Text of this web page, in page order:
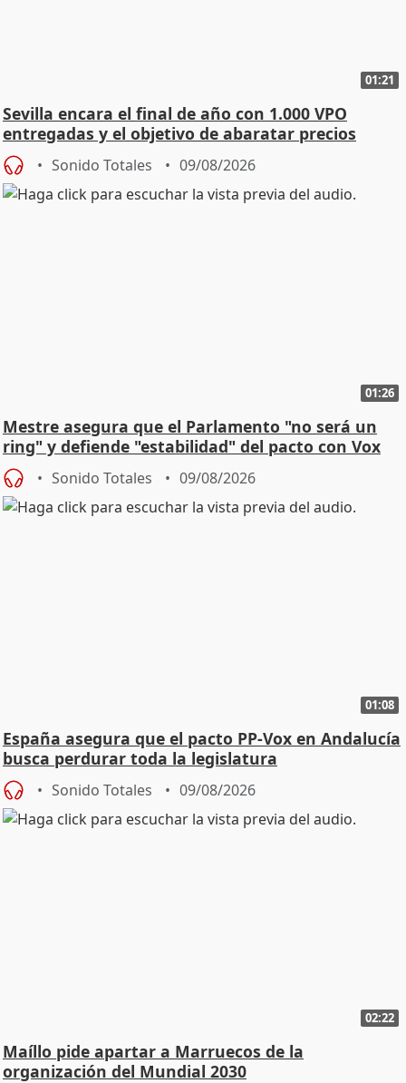
01:21
Sevilla encara el final de año con 1.000 VPO
entregadas y el objetivo de abaratar precios
Sonido Totales 09/08/2026
01:26
Mestre asegura que el Parlamento "no será un
ring" y defiende "estabilidad" del pacto con Vox
Sonido Totales 09/08/2026
01:08
España asegura que el pacto PP-Vox en Andalucía
busca perdurar toda la legislatura
Sonido Totales 09/08/2026
02:22
Maíllo pide apartar a Marruecos de la
organización del Mundial 2030